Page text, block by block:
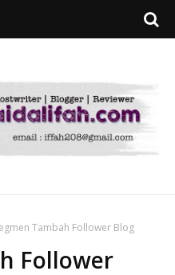
Tambah Follower Blog
Follower